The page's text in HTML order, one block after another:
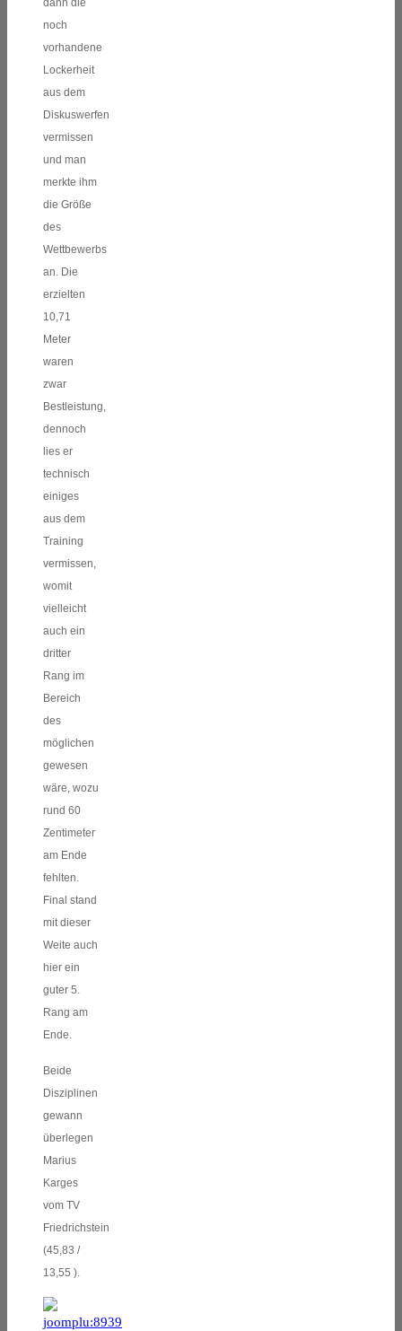
dann die
noch
vorhandene
Lockerheit
aus dem
Diskuswerfen
vermissen
und man
merkte ihm
die Größe
des
Wettbewerbs
an. Die
erzielten
10,71
Meter
waren
zwar
Bestleistung,
dennoch
lies er
technisch
einiges
aus dem
Training
vermissen,
womit
vielleicht
auch ein
dritter
Rang im
Bereich
des
möglichen
gewesen
wäre, wozu
rund 60
Zentimeter
am Ende
fehlten.
Final stand
mit dieser
Weite auch
hier ein
guter 5.
Rang am
Ende.
Beide
Disziplinen
gewann
überlegen
Marius
Karges
vom TV
Friedrichstein
(45,83 /
13,55 ).